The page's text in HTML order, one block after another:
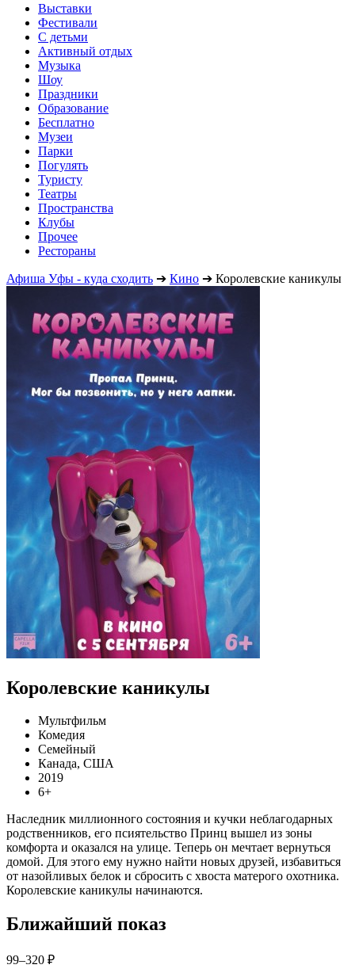
Выставки
Фестивали
С детьми
Активный отдых
Музыка
Шоу
Праздники
Образование
Бесплатно
Музеи
Парки
Погулять
Туристу
Театры
Пространства
Клубы
Прочее
Рестораны
Афиша Уфы - куда сходить ➔ Кино ➔ Королевские каникулы
Королевские каникулы
Мультфильм
Комедия
Семейный
Канада, США
2019
6+
Наследник миллионного состояния и кучки неблагодарных
родственников, его псиятельство Принц вышел из зоны
комфорта и оказался на улице. Теперь он мечтает вернуться
домой. Для этого ему нужно найти новых друзей, избавиться
от назойливых белок и сбросить с хвоста матерого охотника.
Королевские каникулы начинаются.
Ближайший показ
99–320 ₽